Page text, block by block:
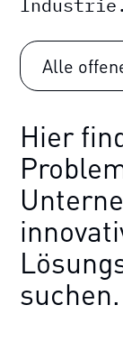
Industrie.
Alle
Hier
suchen.